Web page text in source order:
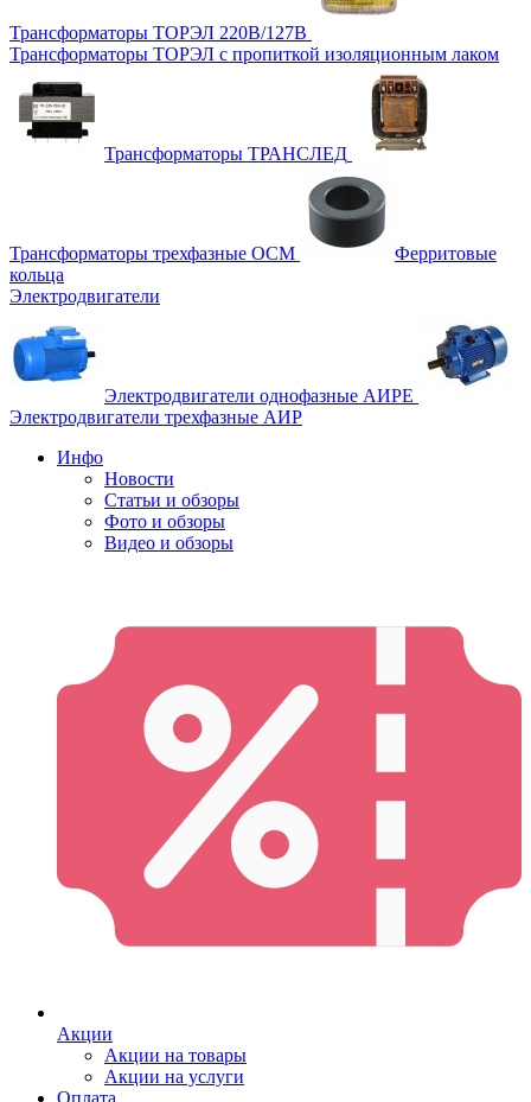
Трансформаторы ТОРЭЛ 220В/127В
Трансформаторы ТОРЭЛ с пропиткой изоляционным лаком
Трансформаторы ТРАНСЛЕД
Трансформаторы трехфазные ОСМ
Ферритовые
кольца
Электродвигатели
Электродвигатели однофазные АИРЕ
Электродвигатели трехфазные АИР
Инфо
Новости
Статьи и обзоры
Фото и обзоры
Видео и обзоры
Акции
Акции на товары
Акции на услуги
Оплата